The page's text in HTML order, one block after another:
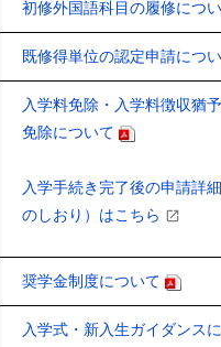
初修外国語科目の履修につ
既修得単位の認定申請につ
入学料免除・入学料徴収猶
免除について
入学手続き完了後の申請詳
のしおり）はこちら
奨学金制度について
入学式・新入生ガイダンス